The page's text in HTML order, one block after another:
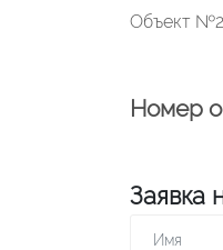
Объект
Номер
Заявка